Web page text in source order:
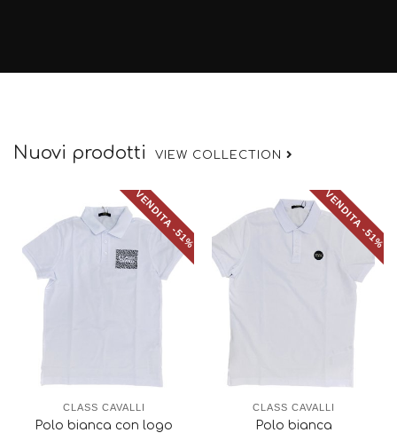
Nuovi prodotti VIEW COLLECTION
VENDITA -51%
CLASS CAVALLI
Polo bianca con logo
VENDITA -51%
CLASS CAVALLI
Polo bianca